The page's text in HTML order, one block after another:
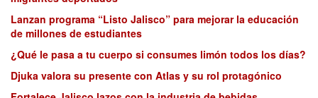
Lanzan programa “Listo Jalisco” para mejorar la educación
de millones de estudiantes
¿Qué le pasa a tu cuerpo si consumes limón todos los días?
Djuka valora su presente con Atlas y su rol protagónico